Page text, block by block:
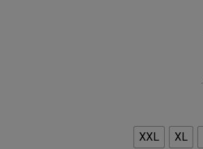
XL
XXL